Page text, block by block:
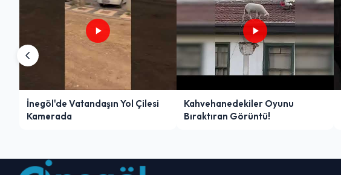
İnegöl'de Vatandaşın Yol Çilesi
Kamerada
Kahvehanedekiler Oyunu
Bıraktıran Görüntü!